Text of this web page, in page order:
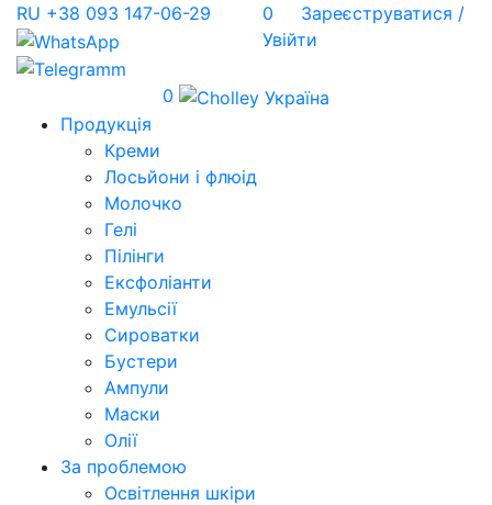
RU +38 093 147-06-29 0
Зареєструватися /
Увійти
0
Продукція
Креми
Лосьйони і флюід
Молочко
Гелі
Пілінги
Ексфоліанти
Емульсії
Сироватки
Бустери
Ампули
Маски
Олії
За проблемою
Освітлення шкіри